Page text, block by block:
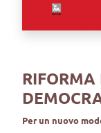
RIFORMA
Per un nuovo